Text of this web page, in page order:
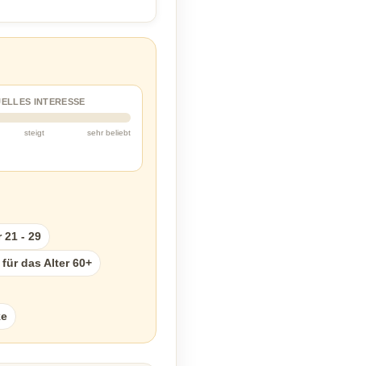
INTERESSE
steigt sehr beliebt
21 - 29
das Alter 60+